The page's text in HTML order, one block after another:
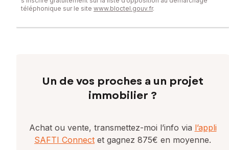
téléphonique sur le site www.bloctel.gouv.fr.
Un de vos proches a un projet
immobilier ?
Achat ou vente, transmettez-moi l’info via l’appli
SAFTI Connect et gagnez 875€ en moyenne.